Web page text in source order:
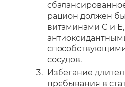
рацион должен
витаминами C и
сосудов.
Избегание
пребывания в